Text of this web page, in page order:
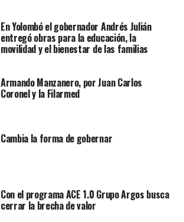
En Yolombó el gobernador Andrés Julián
entregó obras para la educación, la
movilidad y el bienestar de las familias
Armando Manzanero, por Juan Carlos
Coronel y la Filarmed
Cambia la forma de gobernar
Con el programa ACE 1.0 Grupo Argos busca
cerrar la brecha de valor